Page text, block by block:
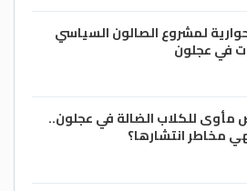
لمشروع الصالون السياسي
في عجلون
للكلاب الضالة في عجلون..
مخاطر انتشارها؟